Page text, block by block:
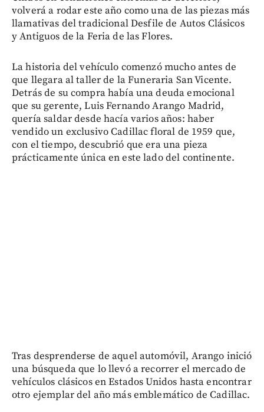
volverá a rodar este año como una de las piezas más
llamativas del tradicional Desfile de Autos Clásicos
y Antiguos de la Feria de las Flores.
La historia del vehículo comenzó mucho antes de
que llegara al taller de la Funeraria San Vicente.
Detrás de su compra había una deuda emocional
que su gerente, Luis Fernando Arango Madrid,
quería saldar desde hacía varios años: haber
vendido un exclusivo Cadillac floral de 1959 que,
con el tiempo, descubrió que era una pieza
prácticamente única en este lado del continente.
Tras desprenderse de aquel automóvil, Arango inició
una búsqueda que lo llevó a recorrer el mercado de
vehículos clásicos en Estados Unidos hasta encontrar
otro ejemplar del año más emblemático de Cadillac.